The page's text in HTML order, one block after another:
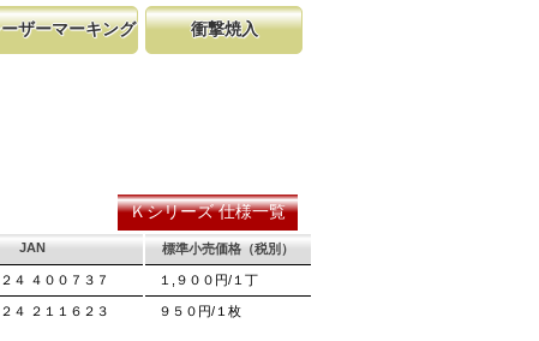
ザーマーキング 衝撃焼入
Ｋシリーズ 仕様一覧
JAN 標準小売価格（税別）
４ ４００７３７ １,９００円/１丁
４ ２１１６２３ ９５０円/１枚